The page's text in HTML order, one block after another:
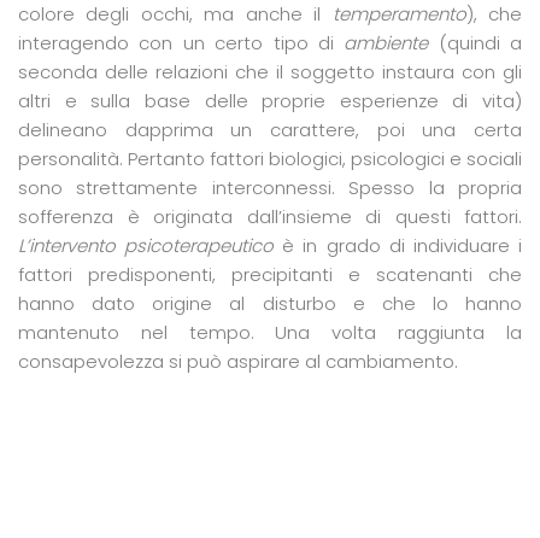
colore degli occhi, ma anche il
temperamento), che
interagendo con un certo tipo di ambiente(quindi a
seconda delle relazioni che il soggetto instaura con gli
altri e sulla base delle proprie esperienze di vita)
delineano dapprima un carattere, poi una certa
personalità. Pertanto fattori biologici, psicologici e sociali
sono strettamente interconnessi. Spesso la propria
sofferenza è originata dall’insieme di questi fattori.
L’intervento psicoterapeutico è in grado di individuare i
fattori predisponenti, precipitanti e scatenanti che
hanno dato origine al disturbo e che lo hanno
mantenuto nel tempo. Una volta raggiunta la
consapevolezza si può aspirare al cambiamento.